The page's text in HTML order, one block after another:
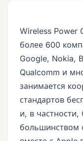
Wireless Power
более 600
Google, Nokia,
Qualcomm и
занимается
стандартов
и, в
большинством